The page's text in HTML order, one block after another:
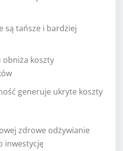
są tańsze i bardziej
koszty
generuje ukryte koszty
zdrowe odżywianie
inwestycję